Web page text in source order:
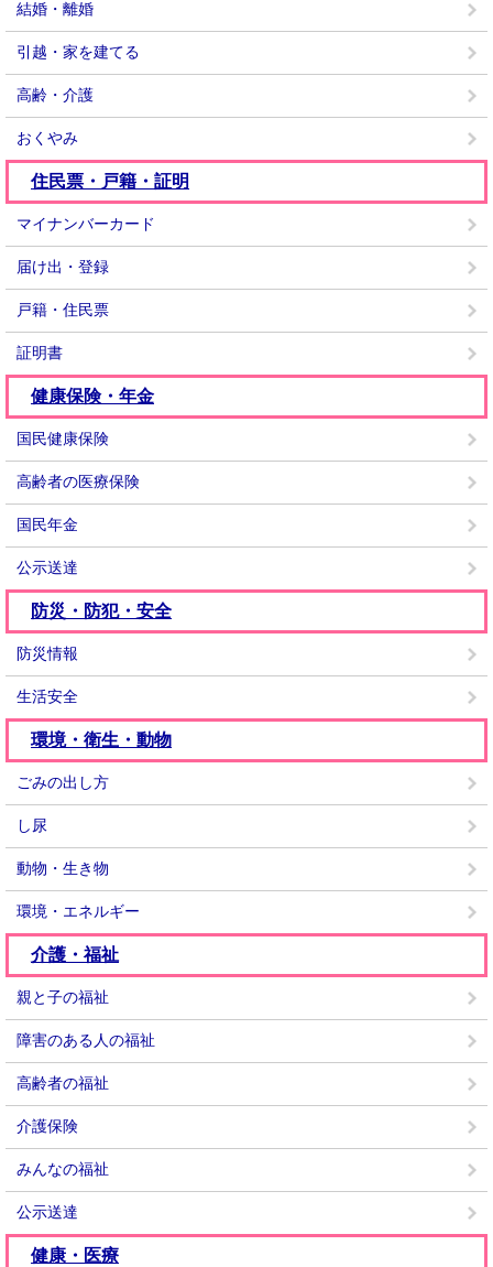
結婚・離婚
引越・家を建てる
高齢・介護
おくやみ
住民票・戸籍・証明
マイナンバーカード
届け出・登録
戸籍・住民票
証明書
健康保険・年金
国民健康保険
高齢者の医療保険
国民年金
公示送達
防災・防犯・安全
防災情報
生活安全
環境・衛生・動物
ごみの出し方
し尿
動物・生き物
環境・エネルギー
介護・福祉
親と子の福祉
障害のある人の福祉
高齢者の福祉
介護保険
みんなの福祉
公示送達
健康・医療